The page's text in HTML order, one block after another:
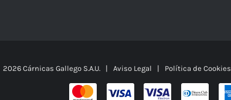
2026 Cárnicas Gallego S.A.U. | Aviso Legal | Política de Cookies